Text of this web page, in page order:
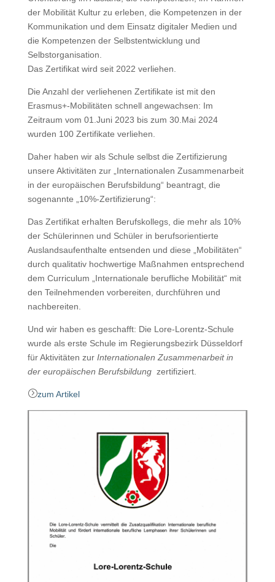
der Mobilität Kultur zu erleben, die Kompetenzen in der
Kommunikation und dem Einsatz digitaler Medien und
die Kompetenzen der Selbstentwicklung und
Selbstorganisation.
Das Zertifikat wird seit 2022 verliehen.
Die Anzahl der verliehenen Zertifikate ist mit den
Erasmus+-Mobilitäten schnell angewachsen: Im
Zeitraum vom 01.Juni 2023 bis zum 30.Mai 2024
wurden 100 Zertifikate verliehen.
Daher haben wir als Schule selbst die Zertifizierung
unsere Aktivitäten zur „Internationalen Zusammenarbeit
in der europäischen Berufsbildung“ beantragt, die
sogenannte „10%-Zertifizierung“:
Das Zertifikat erhalten Berufskollegs, die mehr als 10%
der Schülerinnen und Schüler in berufsorientierte
Auslandsaufenthalte entsenden und diese „Mobilitäten“
durch qualitativ hochwertige Maßnahmen entsprechend
dem Curriculum „Internationale berufliche Mobilität“ mit
den Teilnehmenden vorbereiten, durchführen und
nachbereiten.
Und wir haben es geschafft: Die Lore-Lorentz-Schule
wurde als erste Schule im Regierungsbezirk Düsseldorf
für Aktivitäten zur Internationalen Zusammenarbeit in
der europäischen Berufsbildungzertifiziert.
=zum Artikel